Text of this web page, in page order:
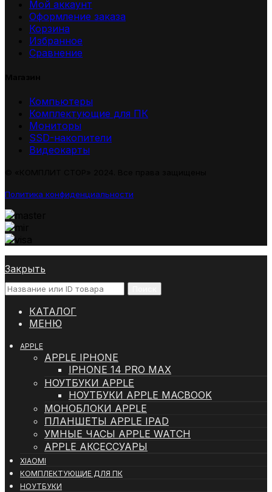
Мой аккаунт
Оформление заказа
Корзина
Избранное
Сравнение
Компьютеры
Комплектующие для ПК
Мониторы
SSD-накопители
Видеокарты
Политика конфиденциальности
Закрыть
КАТАЛОГ
МЕНЮ
APPLE
APPLE IPHONE
IPHONE 14 PRO MAX
НОУТБУКИ APPLE
НОУТБУКИ APPLE MACBOOK
МОНОБЛОКИ APPLE
ПЛАНШЕТЫ APPLE IPAD
УМНЫЕ ЧАСЫ APPLE WATCH
APPLE АКСЕССУАРЫ
XIAOMI
КОМПЛЕКТУЮЩИЕ ДЛЯ ПК
НОУТБУКИ